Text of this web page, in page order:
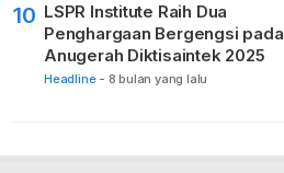
10 LSPR Institute Raih Dua
Penghargaan Bergengsi pada
Anugerah Diktisaintek 2025
Headline - 8 bulan yang lalu